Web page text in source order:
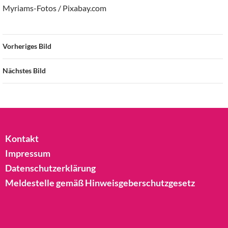
Myriams-Fotos / Pixabay.com
Vorheriges Bild
Nächstes Bild
Kontakt
Impressum
Datenschutzerklärung
Meldestelle gemäß Hinweisgeberschutzgesetz